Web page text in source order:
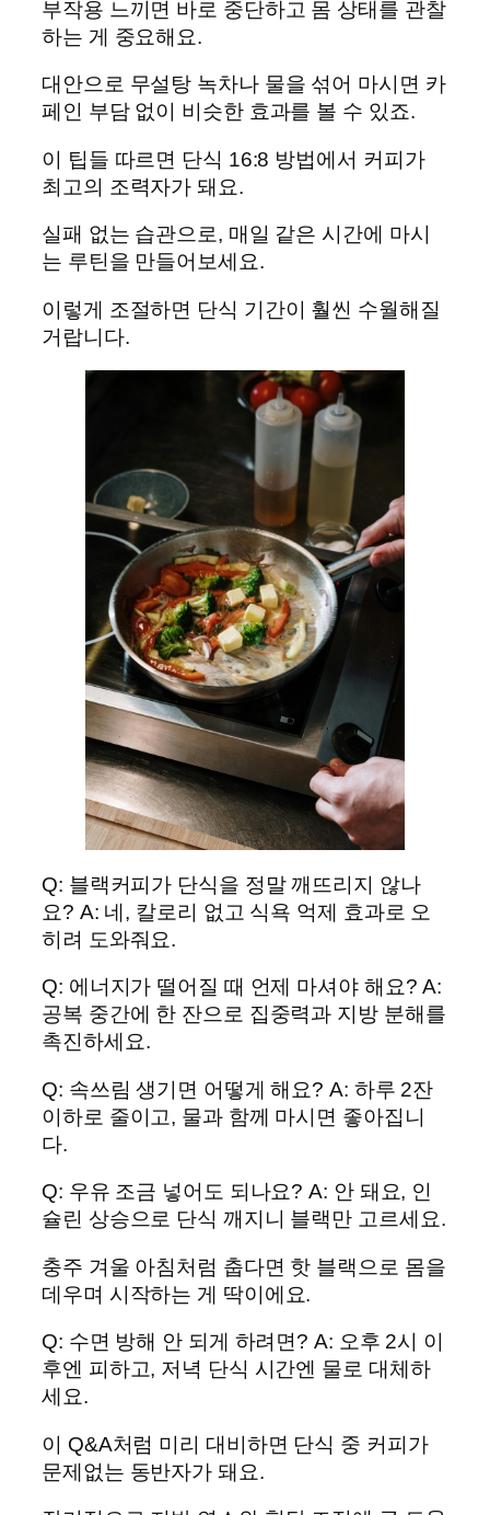
부작용 느끼면 바로 중단하고 몸 상태를 관찰
하는 게 중요해요.
대안으로 무설탕 녹차나 물을 섞어 마시면 카
페인 부담 없이 비슷한 효과를 볼 수 있죠.
이 팁들 따르면 단식 16:8 방법에서 커피가
최고의 조력자가 돼요.
실패 없는 습관으로, 매일 같은 시간에 마시
는 루틴을 만들어보세요.
이렇게 조절하면 단식 기간이 훨씬 수월해질
거랍니다.
Q: 블랙커피가 단식을 정말 깨뜨리지 않나
요? A: 네, 칼로리 없고 식욕 억제 효과로 오
히려 도와줘요.
Q: 에너지가 떨어질 때 언제 마셔야 해요? A:
공복 중간에 한 잔으로 집중력과 지방 분해를
촉진하세요.
Q: 속쓰림 생기면 어떻게 해요? A: 하루 2잔
이하로 줄이고, 물과 함께 마시면 좋아집니
다.
Q: 우유 조금 넣어도 되나요? A: 안 돼요, 인
슐린 상승으로 단식 깨지니 블랙만 고르세요.
충주 겨울 아침처럼 춥다면 핫 블랙으로 몸을
데우며 시작하는 게 딱이에요.
Q: 수면 방해 안 되게 하려면? A: 오후 2시 이
후엔 피하고, 저녁 단식 시간엔 물로 대체하
세요.
이 Q&A처럼 미리 대비하면 단식 중 커피가
문제없는 동반자가 돼요.